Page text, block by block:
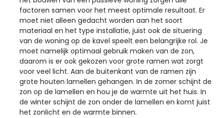
factoren samen voor het meest optimale resultaat. Er
moet niet alleen gedacht worden aan het soort
materiaal en het type installatie, juist ook de situering
van de woning op de kavel speelt een belangrijke rol. Je
moet namelijk optimaal gebruik maken van de zon,
daarom is er ook gekozen voor grote ramen wat zorgt
voor veel licht. Aan de buitenkant van de ramen zijn
grote houten lamellen gehangen. In de zomer schijnt de
zon op de lamellen en hou je de warmte uit het huis. In
de winter schijnt de zon onder de lamellen en komt juist
het zonlicht en de warmte binnen.